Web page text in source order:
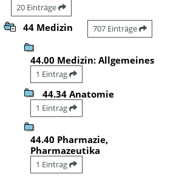
20 Einträge
44 Medizin 707 Einträge
44.00 Medizin: Allgemeines
1 Eintrag
44.34 Anatomie
1 Eintrag
44.40 Pharmazie,
Pharmazeutika
1 Eintrag